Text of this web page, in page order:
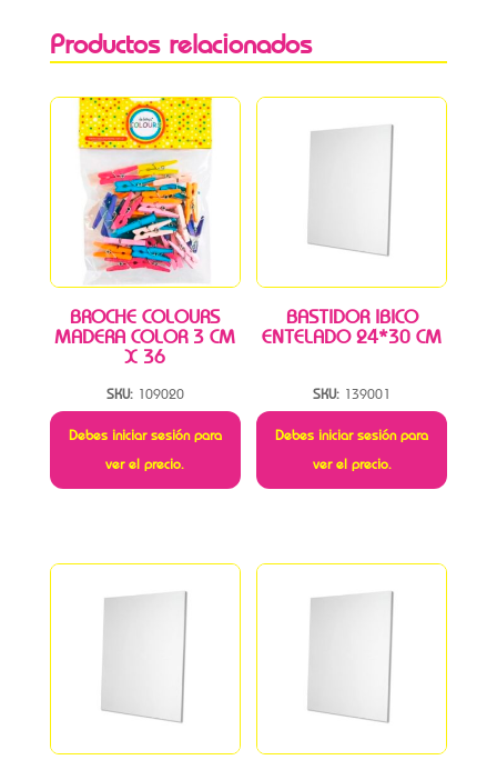
Productos relacionados
BROCHE COLOURS
MADERA COLOR 3 CM
X 36
SKU: 109020
Debes iniciar sesión para
ver el precio.
BASTIDOR IBICO
ENTELADO 24*30 CM
SKU: 139001
Debes iniciar sesión para
ver el precio.